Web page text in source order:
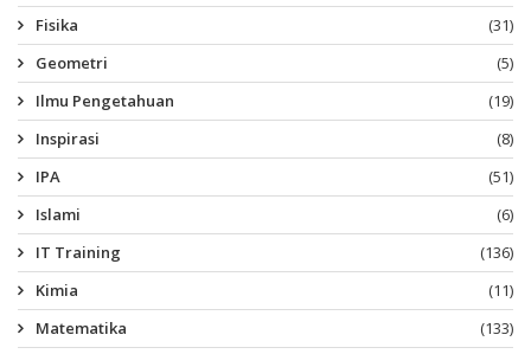
Fisika
(31)
Geometri
(5)
Ilmu Pengetahuan
(19)
Inspirasi
(8)
IPA
(51)
Islami
(6)
IT Training
(136)
Kimia
(11)
Matematika
(133)